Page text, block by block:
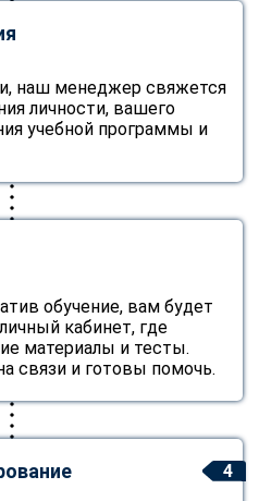
наш менеджер свяжется
личности, вашего
учебной программы и
обучение, вам будет
кабинет, где
материалы и тесты.
связи и готовы помочь.
4